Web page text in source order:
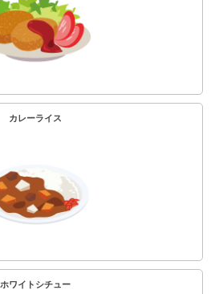
カレーライス
ホワイトシチュー